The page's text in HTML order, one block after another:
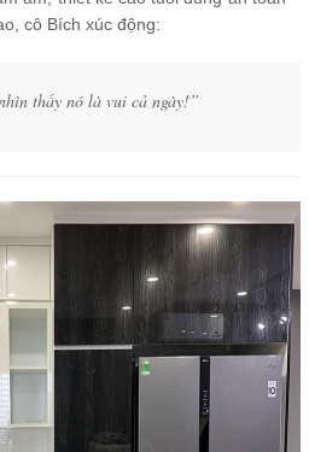
cô Bích xúc động:
thấy nó là vui cả ngày!”